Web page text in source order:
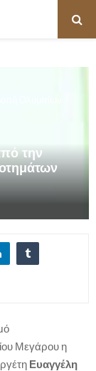
Ολυμπίων
την
Μεγάρου η
Ευαγγέλη